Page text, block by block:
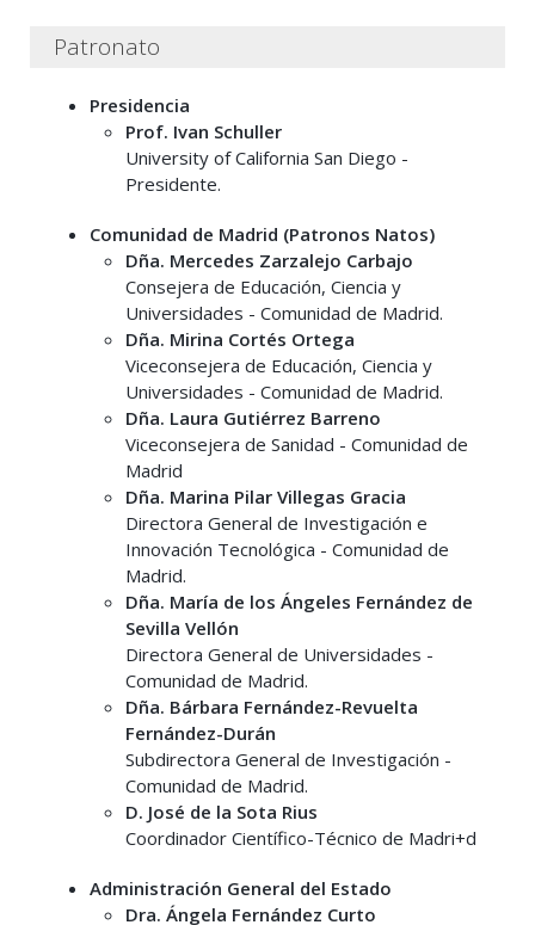
Patronato
Presidencia
Prof. Ivan Schuller
University of California San Diego -
Presidente.
Comunidad de Madrid (Patronos Natos)
Dña. Mercedes Zarzalejo Carbajo
Consejera de Educación, Ciencia y
Universidades - Comunidad de Madrid.
Dña. Mirina Cortés Ortega
Viceconsejera de Educación, Ciencia y
Universidades - Comunidad de Madrid.
Dña. Laura Gutiérrez Barreno
Viceconsejera de Sanidad - Comunidad de
Madrid
Dña. Marina Pilar Villegas Gracia
Directora General de Investigación e
Innovación Tecnológica - Comunidad de
Madrid.
Dña. María de los Ángeles Fernández de
Sevilla Vellón
Directora General de Universidades -
Comunidad de Madrid.
Dña. Bárbara Fernández-Revuelta
Fernández-Durán
Subdirectora General de Investigación -
Comunidad de Madrid.
D. José de la Sota Rius
Coordinador Científico-Técnico de Madri+d
Administración General del Estado
Dra. Ángela Fernández Curto